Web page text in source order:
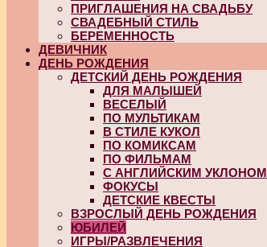
ПРИГЛАШЕНИЯ НА СВАДЬБУ
СВАДЕБНЫЙ СТИЛЬ
БЕРЕМЕННОСТЬ
ДЕВИЧНИК
ДЕНЬ РОЖДЕНИЯ
ДЕТСКИЙ ДЕНЬ РОЖДЕНИЯ
ДЛЯ МАЛЫШЕЙ
ВЕСЕЛЫЙ
ПО МУЛЬТИКАМ
В СТИЛЕ КУКОЛ
ПО КОМИКСАМ
ПО ФИЛЬМАМ
С АНГЛИЙСКИМ УКЛОНОМ
ФОКУСЫ
ДЕТСКИЕ КВЕСТЫ
ВЗРОСЛЫЙ ДЕНЬ РОЖДЕНИЯ
ЮБИЛЕЙ
ИГРЫ/РАЗВЛЕЧЕНИЯ